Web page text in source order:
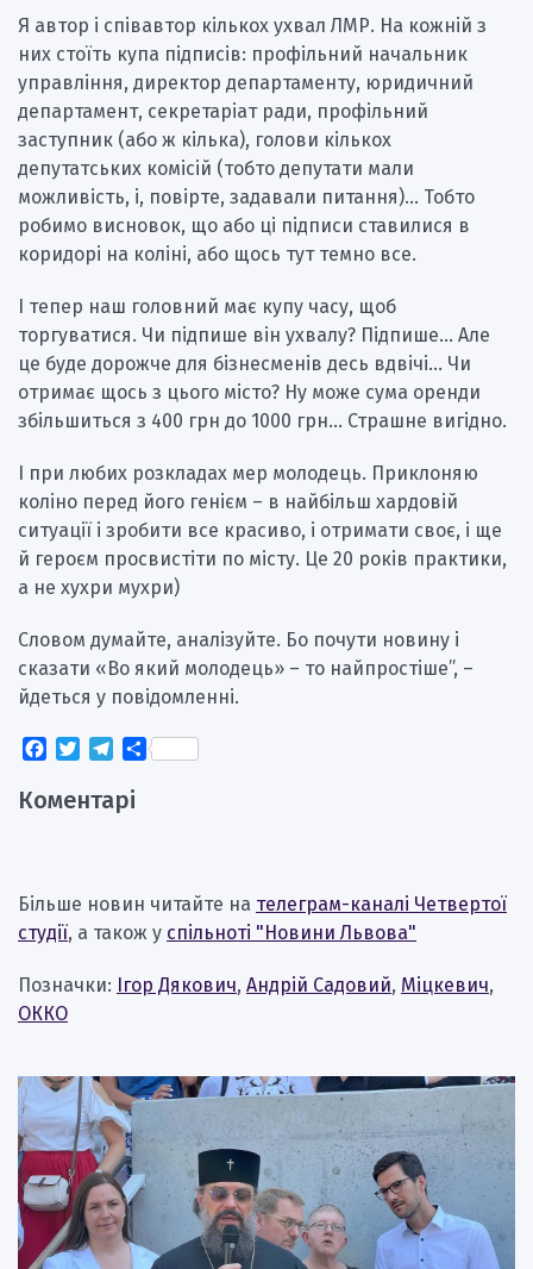
Я автор і співавтор кількох ухвал ЛМР. На кожній з
них стоїть купа підписів: профільний начальник
управління, директор департаменту, юридичний
департамент, секретаріат ради, профільний
заступник (або ж кілька), голови кількох
депутатських комісій (тобто депутати мали
можливість, і, повірте, задавали питання)… Тобто
робимо висновок, що або ці підписи ставилися в
коридорі на коліні, або щось тут темно все.
І тепер наш головний має купу часу, щоб
торгуватися. Чи підпише він ухвалу? Підпише… Але
це буде дорожче для бізнесменів десь вдвічі… Чи
отримає щось з цього місто? Ну може сума оренди
збільшиться з 400 грн до 1000 грн… Страшне вигідно.
І при любих розкладах мер молодець. Приклоняю
коліно перед його генієм – в найбільш хардовій
ситуації і зробити все красиво, і отримати своє, і ще
й героєм просвистіти по місту. Це 20 років практики,
а не хухри мухри)
Словом думайте, аналізуйте. Бо почути новину і
сказати «Во який молодець» – то найпростіше”, –
йдеться у повідомленні.
Facebook
TwitterTelegram
Поділитися
Коментарі
Більше новин читайте на телеграм-каналі Четвертої
студії, а також у спільноті "Новини Львова"
Позначки: Ігор Дякович, Андрій Садовий, Міцкевич,
ОККО